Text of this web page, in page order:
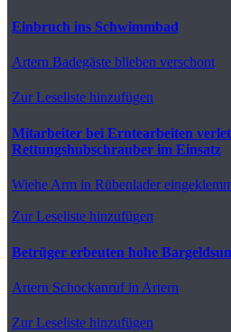
Einbruch ins Schwimmbad
Artern Badegäste blieben verschont
Zur Leseliste hinzufügen
Mitarbeiter bei Erntearbeiten
Rettungshubschrauber im Einsatz
Wiehe Arm in Rübenlader
Zur Leseliste hinzufügen
Betrüger erbeuten hohe
Artern Schockanruf in Artern
Zur Leseliste hinzufügen